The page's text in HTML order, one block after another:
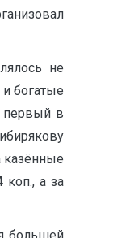
не
богатые
первый в
казённые
коп., а за